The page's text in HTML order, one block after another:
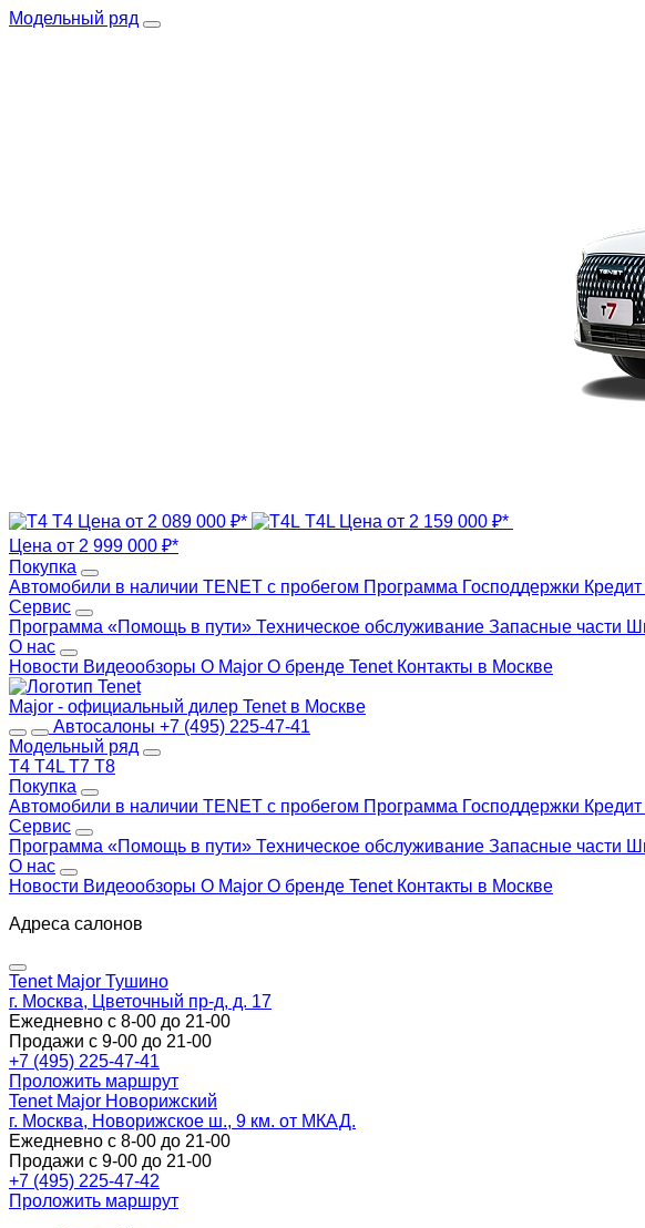
Модельный ряд
T4 Цена от 2 089 000 ₽* T4L Цена от 2 159 000 ₽*
Цена от 2 999 000 ₽*
Покупка
Автомобили в наличии TENET с пробегом Программа Господдержки Кредит
Сервис
Программа «Помощь в пути» Техническое обслуживание Запасные части
О нас
Новости Видеообзоры О Major О бренде Tenet Контакты в Москве
Major - официальный дилер Tenet в Москве
Автосалоны +7 (495) 225-47-41
Модельный ряд
T4 T4L T7 T8
Покупка
Автомобили в наличии TENET с пробегом Программа Господдержки Кредит
Сервис
Программа «Помощь в пути» Техническое обслуживание Запасные части
О нас
Новости Видеообзоры О Major О бренде Tenet Контакты в Москве
Адреса салонов
Tenet Major Тушино
г. Москва, Цветочный пр-д, д. 17
Ежедневно с 8-00 до 21-00
Продажи с 9-00 до 21-00
+7 (495) 225-47-41
Проложить маршрут
Tenet Major Новорижский
г. Москва, Новорижское ш., 9 км. от МКАД.
Ежедневно с 8-00 до 21-00
Продажи с 9-00 до 21-00
+7 (495) 225-47-42
Проложить маршрут